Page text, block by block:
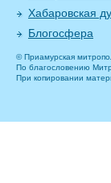
Хабаровская
Блогосфера
© Приамурская
По благословению
При копировании